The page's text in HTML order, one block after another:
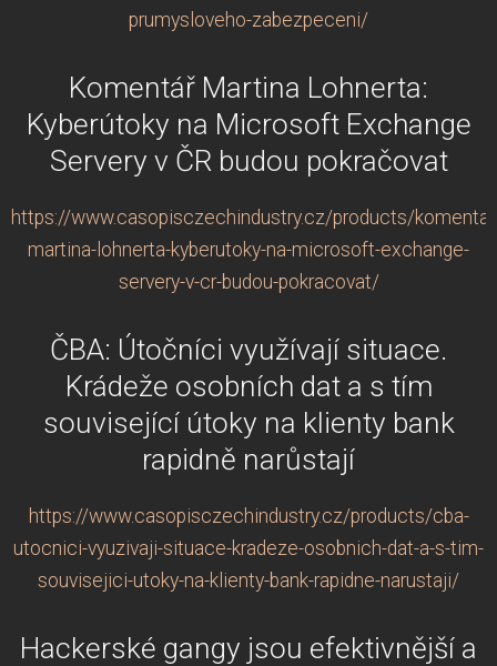
prumysloveho-zabezpeceni/
Komentář Martina Lohnerta:
Kyberútoky na Microsoft Exchange
Servery v ČR budou pokračovat
https://www.casopisczechindustry.cz/products/
martina-lohnerta-kyberutoky-na-microsoft-exchange-
servery-v-cr-budou-pokracovat/
ČBA: Útočníci využívají situace.
Krádeže osobních dat a s tím
související útoky na klienty bank
rapidně narůstají
https://www.casopisczechindustry.cz/products/cba-
utocnici-vyuzivaji-situace-kradeze-osobnich-dat-a-s-tim-
souvisejici-utoky-na-klienty-bank-rapidne-narustaji/
Hackerské gangy jsou efektivnější a